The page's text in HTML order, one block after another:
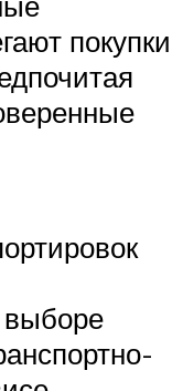
покупки
выборе